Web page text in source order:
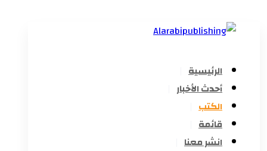
الرئيسية
أحدث الأخبار
الكتب
قائمة
انشر معنا